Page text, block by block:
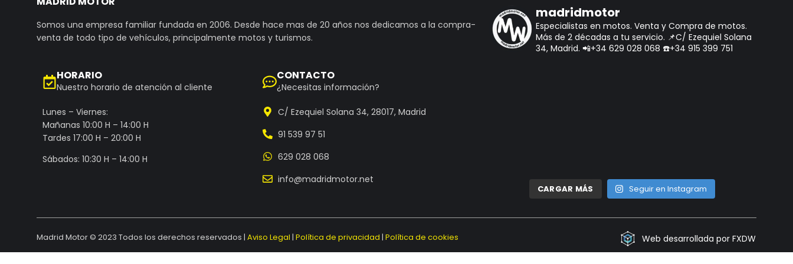
Somos una empresa familiar fundada en 2006. Desde hace mas de 20 años nos dedicamos a la compra-
venta de todo tipo de vehículos, principalmente motos y turismos.
HORARIO
Nuestro horario de atención al cliente
Lunes – Viernes:
Mañanas 10:00 H – 14:00 H
Tardes 17:00 H – 20:00 H
Sábados: 10:30 H – 14:00 H
CONTACTO
¿Necesitas información?
C/ Ezequiel Solana 34, 28017, Madrid
91 539 97 51
629 028 068
info@madridmotor.net
madridmotor
Especialistas en motos. Venta y Compra de motos.
Más de 2 décadas a tu servicio. 📌C/ Ezequiel Solana
34, Madrid. 📲+34 629 028 068 ☎️+34 915 399 751
CARGAR MÁS Seguir en Instagram
Madrid Motor © 2023 Todos los derechos reservados | Aviso Legal | Política de privacidad | Política de cookies Web desarrollada por FXDW